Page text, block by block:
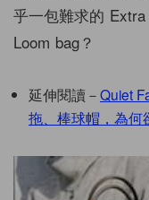
乎一包難求的
Loom bag？
延伸閱讀－Quiet
拖、棒球帽，為何